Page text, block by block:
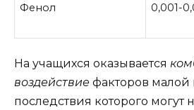
Фенол 0,001-
На учащихся оказывается
воздействие факторов малой
последствия которого могут